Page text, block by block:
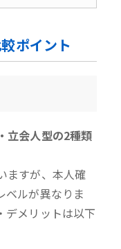
ポイント
立会人型の2種類
ますが、本人確
ベルが異なりま
デメリットは以下